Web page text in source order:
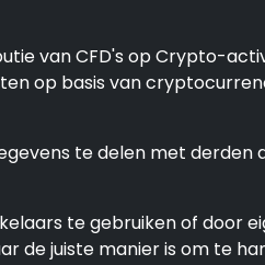
van CFD's op Crypto-
op basis van
te delen met derden
te gebruiken of door
de juiste manier is om te